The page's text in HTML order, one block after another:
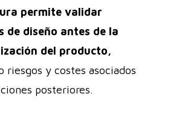
permite validar
de diseño antes de la
del producto,
riesgos y costes asociados
posteriores.